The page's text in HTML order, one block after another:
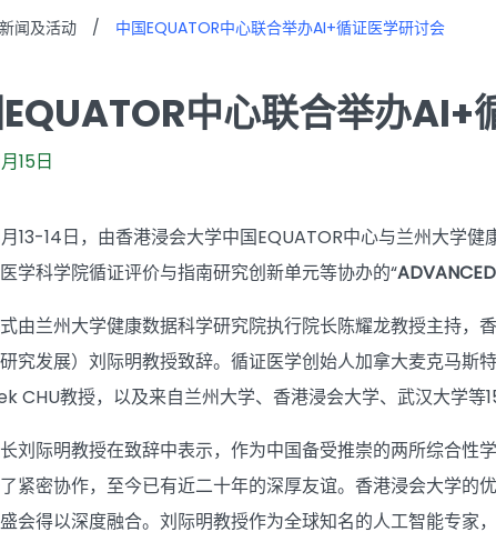
新闻及活动 / 中国EQUATOR中心联合举办AI+循证医学研讨会
中心联合举办AI+
15日
13-14日，由香港浸会大学中国EQUATOR中心与兰州大学
学科学院循证评价与指南研究创新单元等协办的“
由兰州大学健康数据科学研究院执行院长陈耀龙教授主持
究发展）刘际明教授致辞。循证医学创始人加拿大麦克马
CHU教授，以及来自兰州大学、香港浸会大学、武汉大学等
刘际明教授在致辞中表示，作为中国备受推崇的两所综合
紧密协作，至今已有近二十年的深厚友谊。香港浸会大学
会得以深度融合。刘际明教授作为全球知名的人工智能专